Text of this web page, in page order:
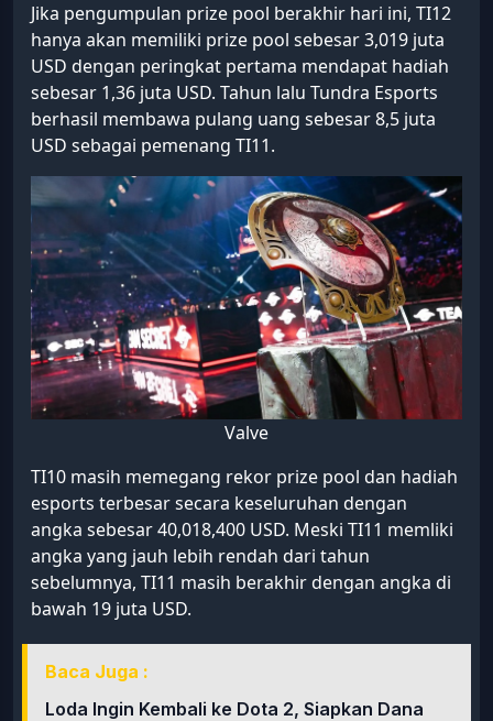
Jika pengumpulan prize pool berakhir hari ini, TI12
hanya akan memiliki prize pool sebesar 3,019 juta
USD dengan peringkat pertama mendapat hadiah
sebesar 1,36 juta USD. Tahun lalu Tundra Esports
berhasil membawa pulang uang sebesar 8,5 juta
USD sebagai pemenang TI11.
Valve
TI10 masih memegang rekor prize pool dan hadiah
esports terbesar secara keseluruhan dengan
angka sebesar 40,018,400 USD. Meski TI11 memliki
angka yang jauh lebih rendah dari tahun
sebelumnya, TI11 masih berakhir dengan angka di
bawah 19 juta USD.
Baca Juga :
Loda Ingin Kembali ke Dota 2, Siapkan Dana